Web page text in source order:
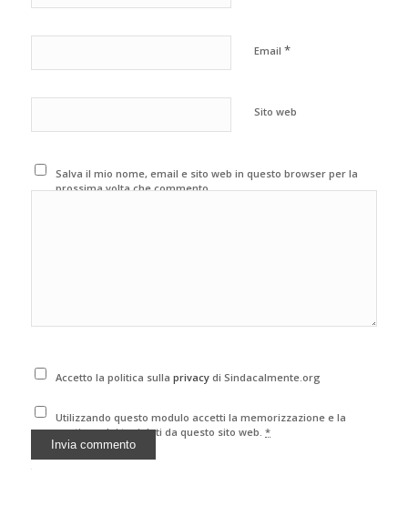
Email *
Sito web
Salva il mio nome, email e sito web in questo browser per la
prossima volta che commento.
Accetto la politica sullaprivacydi Sindacalmente.org
Utilizzando questo modulo accetti la memorizzazione e la
gestione dei tuoi dati da questo sito web.*